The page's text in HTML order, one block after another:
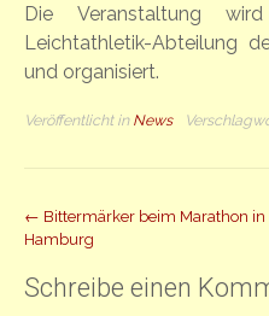
Die Veranstaltung
Leichtathletik-Abteilung
und organisiert.
Veröffentlicht in News
Beitrag
Navigation
← Bittermärker beim Marathon in
Hamburg
Schreibe einen